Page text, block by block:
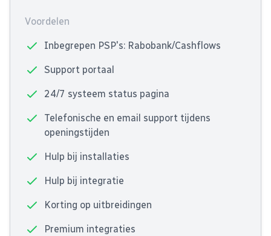
Voordelen
Inbegrepen PSP's: Rabobank/Cashflows
Support portaal
24/7 systeem status pagina
Telefonische en email support tijdens
openingstijden
Hulp bij installaties
Hulp bij integratie
Korting op uitbreidingen
Premium integraties